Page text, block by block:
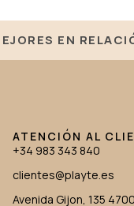
EN
ATENCIÓN AL
+34 983 343 840
clientes@playte.es
Avenida Gijon, 135